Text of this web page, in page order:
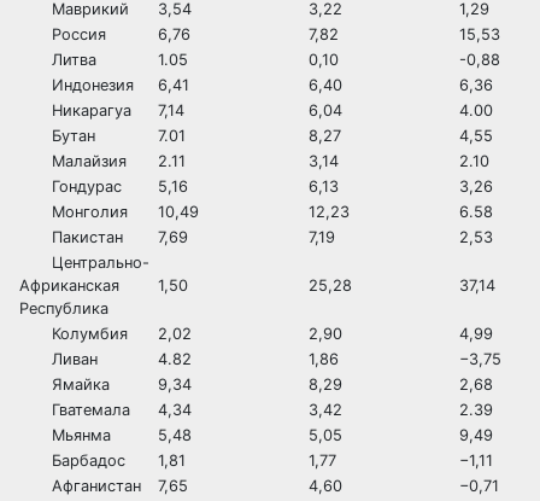
Маврикий
3,54 3,22
1,29
Россия
6,76 7,82
15,53
Литва
1.05 0,10
-0,88
Индонезия
6,41 6,40
6,36
Никарагуа
7,14 6,04
4.00
Бутан
7.01 8,27
4,55
Малайзия
2.11 3,14
2.10
Гондурас
5,16 6,13
3,26
Монголия
10,49 12,23
6.58
Пакистан
7,69 7,19
2,53
Центрально-
Африканская
Республика
1,50 25,28 37,14
Колумбия 2,02 2,90
4,99
Ливан
4.82 1,86
−3,75
Ямайка
9,34 8,29
2,68
Гватемала
4,34 3,42
2.39
Мьянма
5,48 5,05
9,49
Барбадос
1,81 1,77
−1,11
Афганистан
7,65 4,60
−0,71